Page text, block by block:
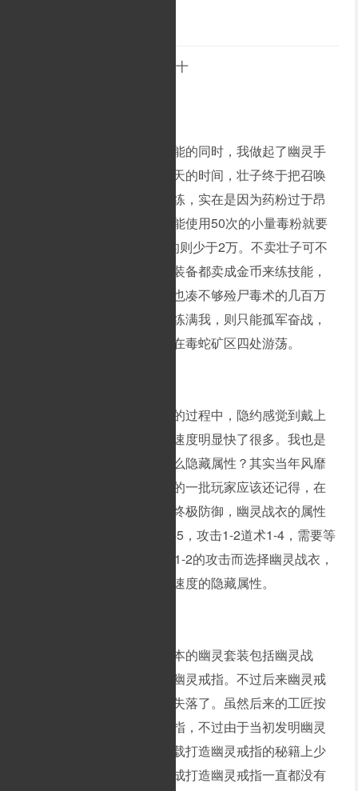
致敬8090后的传奇生涯三十
上回讲到小弟和壮子练技能的同时，我做起了幽灵手
套的任务书。接前文整整四天的时间，壮子终于把召唤
骷髅练满。施毒术不是不想练，实在是因为药粉过于昂
贵，根本没办法练。一包只能使用50次的小量毒粉就要
卖到1万金币左右，而中包的则少于2万。不卖壮子可不
想跟其他道士那样，把全身装备都卖成金币来练技能，
何况就算把所有东西都卖了也凑不够殓尸毒术的几百万
金币。而小弟也把诱惑之光练满我，则只能孤军奋战，
带着一队任务给的幽灵手套在毒蛇矿区四处游荡。
我这几天在毒蛇矿区练级的过程中，隐约感觉到戴上
一对幽灵手套，自己的攻击速度明显快了很多。我也是
纳闷，难道幽灵手套还有什么隐藏属性？其实当年风靡
一时的幽灵套装，相信最老的一批玩家应该还记得，在
以前的传奇里，作为道士的终极防御，幽灵战衣的属性
高的惊人，防御4-8，魔域4-5，攻击1-2道术1-4，需要等
级30级。很多武士会为了那1-2的攻击而选择幽灵战衣，
而且幽灵战衣还有增加攻击速度的隐藏属性。
根据历史资料的记载，原本的幽灵套装包括幽灵战
衣、幽灵手套、幽灵项链和幽灵戒指。不过后来幽灵戒
指在一场对抗兽人的战役中失落了。虽然后来的工匠按
照前人的方法来打造幽灵戒指，不过由于当初发明幽灵
戒指的工匠为了保密，在记载打造幽灵戒指的秘籍上少
记载了一样关键的原料，造成打造幽灵戒指一直都没有